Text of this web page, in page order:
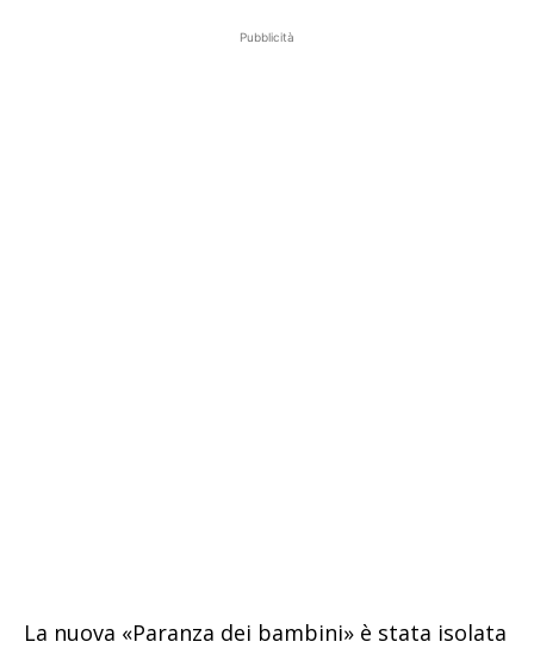
Pubblicità
La nuova «Paranza dei bambini» è stata isolata